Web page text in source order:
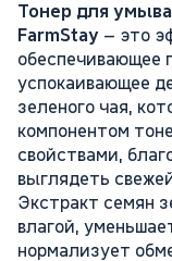
Тонер для
FarmStay – это
обеспечивающее
успокаивающее
зеленого чая,
компонентом
свойствами,
выглядеть
Экстракт семян
влагой,
нормализует